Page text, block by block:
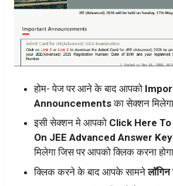
होम- पेज पर आने के बाद आपको
Announcementsका सेक्शन
इसी सेक्शन मे आपको Click Here
On JEE Advanced Answer
मिलेगा जिस पर आपको क्लिक करना
क्लिक करने के बाद आपके सामने